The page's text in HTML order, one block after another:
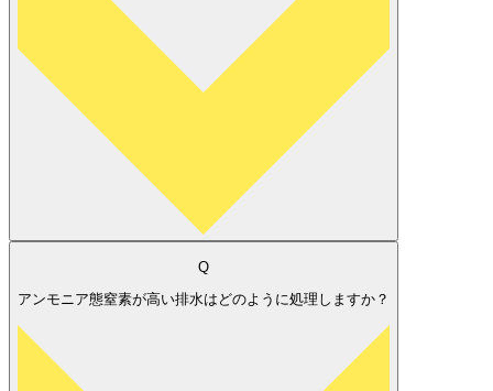
Q
アンモニア態窒素が高い排水はどのように処理しますか？